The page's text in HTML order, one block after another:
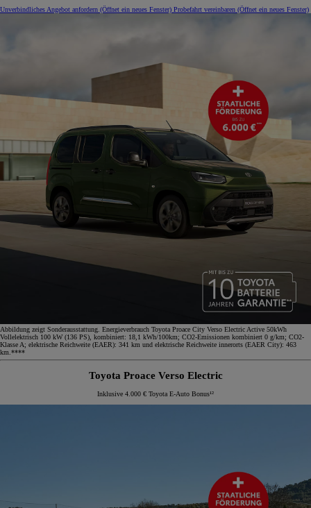
Unverbindliches Angebot anfordern (Öffnet ein neues Fenster) Probefahrt vereinbaren (Öffnet ein neues Fenster)
Abbildung zeigt Sonderausstattung. Energieverbrauch Toyota Proace City Verso Electric Active 50kWh
Vollelektrisch 100 kW (136 PS), kombiniert: 18,1 kWh/100km; CO2-Emissionen kombiniert 0 g/km; CO2-
Klasse A; elektrische Reichweite (EAER): 341 km und elektrische Reichweite innerorts (EAER City): 463
km.****
Toyota Proace Verso Electric
Inklusive 4.000 € Toyota E-Auto Bonus¹²